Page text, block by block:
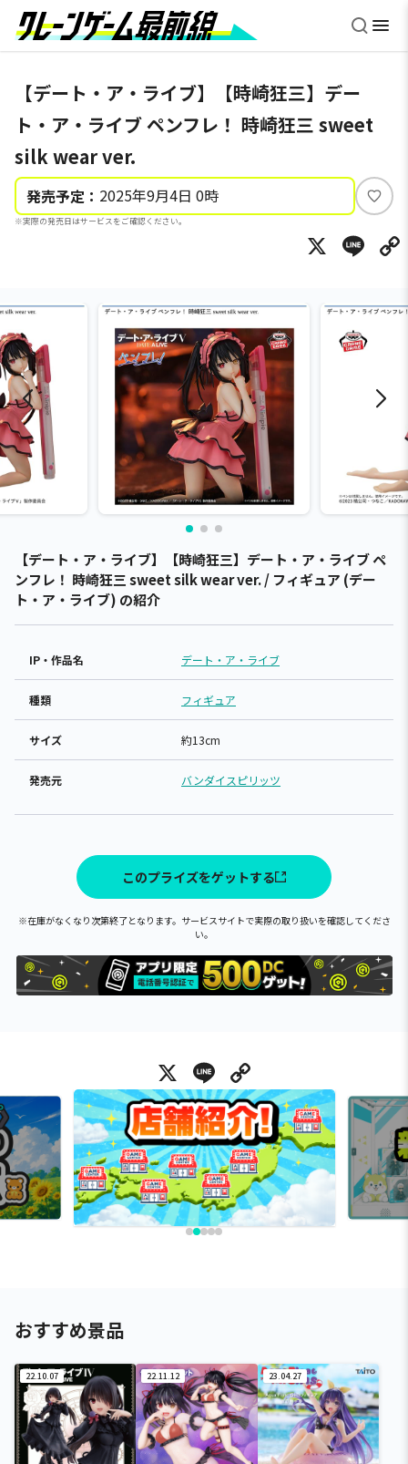
【デート・ア・ライブ】【時崎狂三】デー
ト・ア・ライブ ペンフレ！ 時崎狂三 sweet
silk wear ver.
発売予定： 2025年9月4日 0時
※実際の発売日はサービスをご確認ください。
い
ね
X
【デート・ア・ライブ】【時崎狂三】デート・ア・ライブ ペ
ンフレ！ 時崎狂三 sweet silk wear ver. / フィギュア (デー
ト・ア・ライブ) の紹介
IP・作品名 デート・ア・ライブ
種類 フィギュア
サイズ 約13cm
発売元 バンダイスピリッツ
このプライズをゲットする
※在庫がなくなり次第終了となります。サービスサイトで実際の取り扱いを確認してくださ
い。
X Line
おすすめ景品
22.10.07 22.11.12 23.04.27